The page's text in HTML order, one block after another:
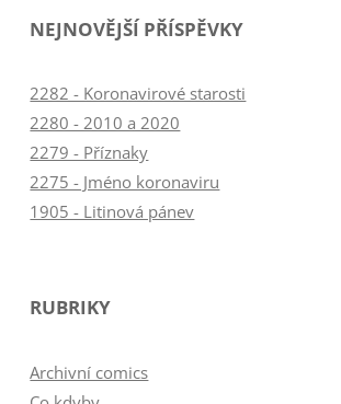
příspěvky
NEJNOVĚJŠÍ PŘÍSPĚVKY
2282 - Koronavirové starosti
2280 - 2010 a 2020
2279 - Příznaky
2275 - Jméno koronaviru
1905 - Litinová pánev
RUBRIKY
Archivní comics